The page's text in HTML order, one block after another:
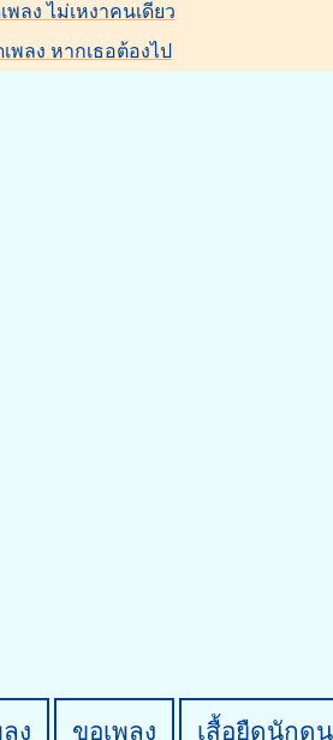
พลง ไม่เหงาคนเดียว
พลง หากเธอต้องไป
ง ขอเพลง เสื้อยืดนักด